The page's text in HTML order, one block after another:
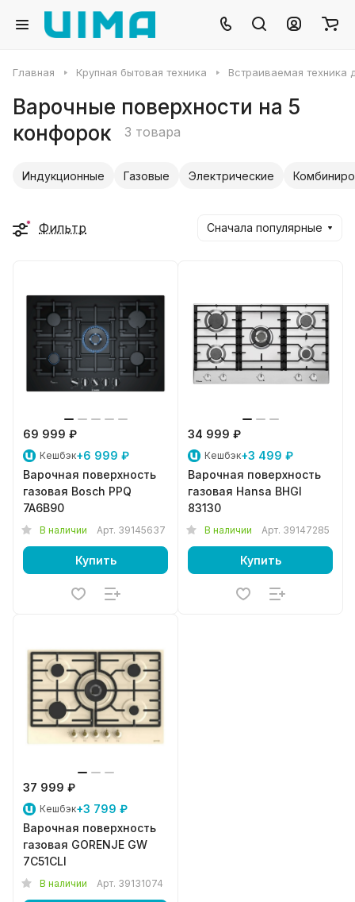
Главная Крупная бытовая техника Встраиваемая техника
Варочные поверхности на 5
конфорок
3 товара
Индукционные Газовые Электрические
Фильтр Сначала популярные
69 999 ₽
Кешбэк+6 999 ₽
Варочная поверхность
газовая Bosch PPQ
7A6B90
В наличии Арт. 39145637
Купить
34 999 ₽
Кешбэк+3 499 ₽
Варочная поверхность
газовая Hansa BHGI
83130
В наличии Арт. 39147285
Купить
37 999 ₽
Кешбэк+3 799 ₽
Варочная поверхность
газовая GORENJE GW
7C51CLI
В наличии Арт. 39131074